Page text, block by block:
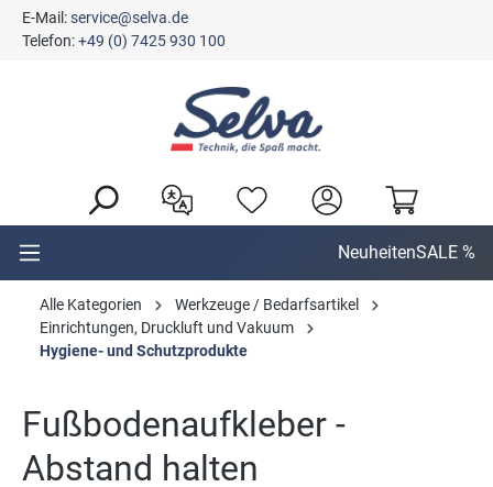
springen
E-Mail:service@selva.de
Telefon:+49 (0) 7425 930 100
NeuheitenSALE %
Alle Kategorien
Werkzeuge / Bedarfsartikel
Einrichtungen, Druckluft und Vakuum
Hygiene- und Schutzprodukte
Fußbodenaufkleber -
Abstand halten